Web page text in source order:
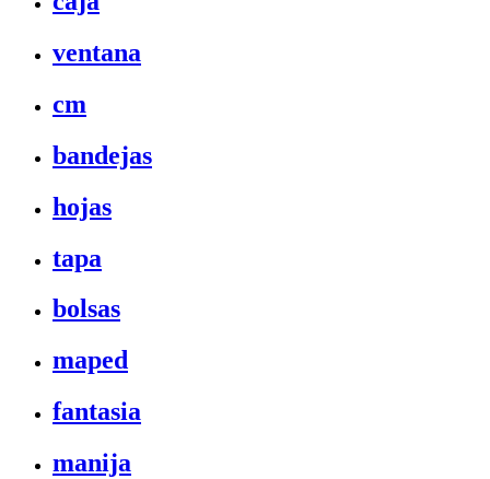
ventana
cm
bandejas
hojas
tapa
bolsas
maped
fantasia
manija